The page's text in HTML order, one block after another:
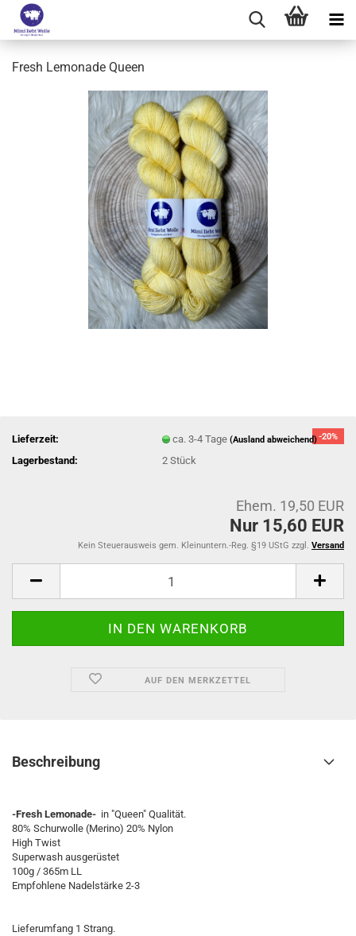
Fresh Lemonade Queen
-20%
Lieferzeit: ca. 3-4 Tage(Ausland abweichend)
Lagerbestand: 2Stück
Ehem. 19,50 EUR
Nur 15,60 EUR
Kein Steuerausweis gem. Kleinuntern.-Reg. §19 UStG zzgl. Versand
AUF DEN MERKZETTEL
Beschreibung
-Fresh Lemonade- in "Queen" Qualität.
80% Schurwolle (Merino) 20% Nylon
High Twist
Superwash ausgerüstet
100g / 365m LL
Empfohlene Nadelstärke 2-3
Lieferumfang 1 Strang.